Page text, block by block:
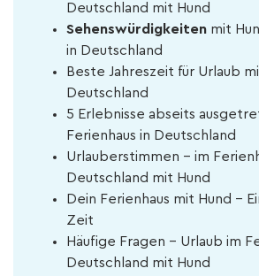
Deutschland mit Hund
Sehenswürdigkeiten mit
in Deutschland
Beste Jahreszeit für Urlaub
Deutschland
5 Erlebnisse abseits
Ferienhaus in Deutschland
Urlauberstimmen - im
Deutschland mit Hund
Dein Ferienhaus mit Hund –
Zeit
Häufige Fragen - Urlaub im
Deutschland mit Hund